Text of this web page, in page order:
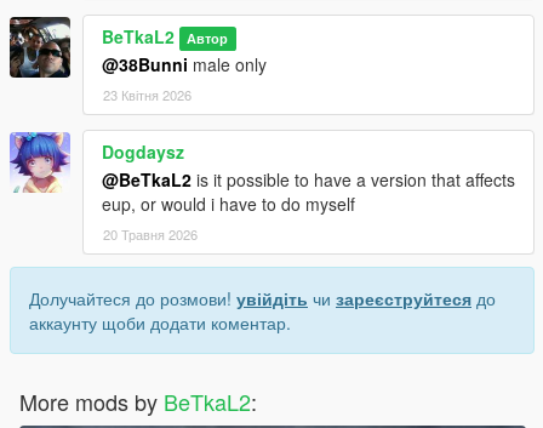
BeTkaL2 Автор
@38Bunni male only
23 Квітня 2026
Dogdaysz
@BeTkaL2 is it possible to have a version that affects
eup, or would i have to do myself
20 Травня 2026
Долучайтеся до розмови! увійдіть чи зареєструйтеся до
аккаунту щоби додати коментар.
More mods by BeTkaL2: